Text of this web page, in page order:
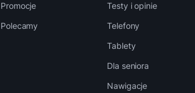
Promocje
Polecamy
Testy i opinie
Telefony
Tablety
Dla seniora
Nawigacje